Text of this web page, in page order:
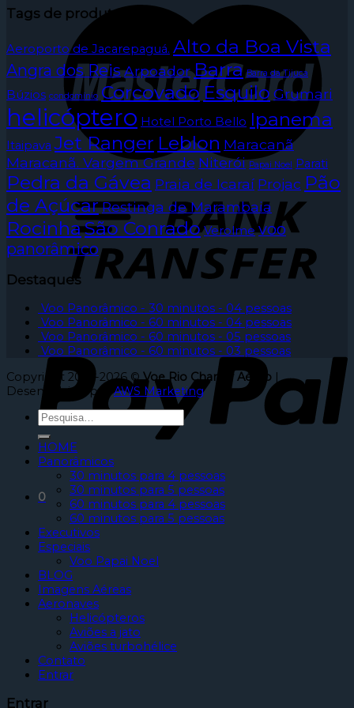
0
Tags de produto
Aeroporto de Jacarepaguá. Alto da Boa Vista
Angra dos ReisArpoadorBarra Barra da Tijuca
Búzios condomínio Corcovado Esquilo Grumari
helicóptero Hotel Porto Bello Ipanema
Itaipava Jet Ranger Leblon Maracanã
Maracanã. Vargem Grande Niterói Papai Noel Parati
Pedra da Gávea Praia de Icaraí Projac Pão
de AçúcarRestinga de Marambaia
RocinhaSão Conrado Verolme voo
panorâmico
Destaques
Voo Panorâmico - 30 minutos - 04 pessoas
Voo Panorâmico - 60 minutos - 04 pessoas
Voo Panorâmico - 60 minutos - 05 pessoas
Voo Panorâmico - 60 minutos - 03 pessoas
Copyright 2010-2026 ©Voe Rio Charter Aéreo |
Desenvolvido porAWS Marketing
HOME
Panorâmicos
30 minutos para 4 pessoas
30 minutos para 5 pessoas
60 minutos para 4 pessoas
60 minutos para 5 pessoas
Executivos
Especiais
Voo Papai Noel
BLOG
Imagens Aéreas
Aeronaves
Helicópteros
Aviões a jato
Aviões turbohélice
Contato
Entrar
Entrar